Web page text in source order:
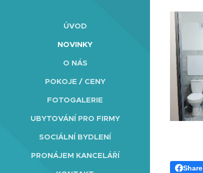
ÚVOD
NOVINKY
O NÁS
POKOJE / CENY
FOTOGALERIE
UBYTOVÁNÍ PRO FIRMY
SOCIÁLNÍ BYDLENÍ
PRONÁJEM KANCELÁŘÍ
Share